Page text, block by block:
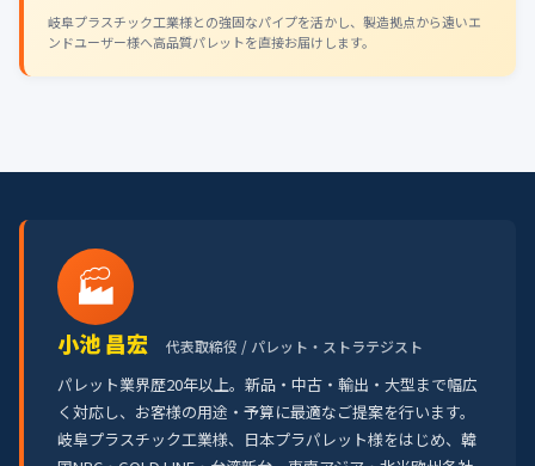
岐阜プラスチック工業様との強固なパイプを活かし、製造拠点から遠いエ
ンドユーザー様へ高品質パレットを直接お届けします。
🏭
小池 昌宏 代表取締役 / パレット・ストラテジスト
パレット業界歴20年以上。新品・中古・輸出・大型まで幅広
く対応し、お客様の用途・予算に最適なご提案を行います。
岐阜プラスチック工業様、日本プラパレット様をはじめ、韓